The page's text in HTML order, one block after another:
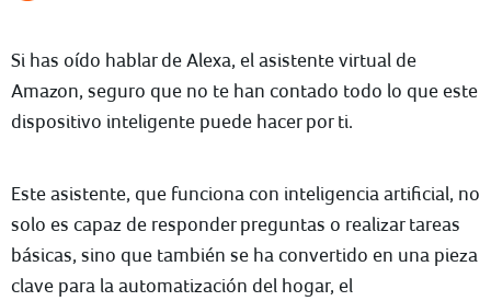
Si has oído hablar de Alexa, el asistente virtual de
Amazon, seguro que no te han contado todo lo que este
dispositivo inteligente puede hacer por ti.
Este asistente, que funciona con inteligencia artificial, no
solo es capaz de responder preguntas o realizar tareas
básicas, sino que también se ha convertido en una pieza
clave para la automatización del hogar, el